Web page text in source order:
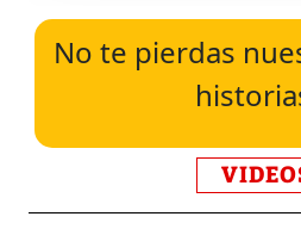
No te pierdas